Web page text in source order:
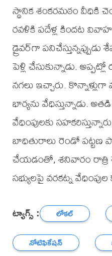
స్థానిక శంకరమఠం వీధికి
రవళికి పదేళ్ల కిందట
డ్రైవర్‌గా
పెళ్లి చేసుకున్నాడు.
నగలు ఇచ్చారు.
భార్యను వేధిస్తున్నాడు.
వేధింపులకు
బాధితురాలు రెండో పట్టణ
చేయడంతో, శనివారం రాత్రి
సభ్యులపై వరకట్న
ట్యాగ్స్ : లోకల్
నోటిఫికేషన్